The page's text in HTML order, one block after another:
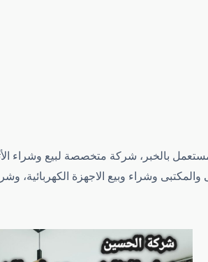
بالخبر، شركة متخصصة لبيع وشراء
وشراء وبيع الاجهزة الكهربائية،